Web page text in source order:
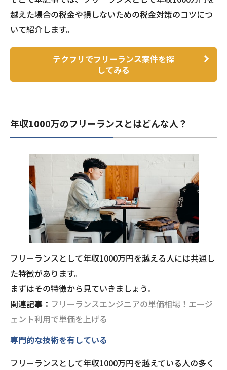
越えた場合の税金や損しないための税金対策のコツにつ
いて紹介します。
テクフリでフリーランス案件を探
してみる
年収1000万のフリーランスとはどんな人？
フリーランスとして年収1000万円を越える人には共通し
た特徴があります。
まずはその特徴から見ていきましょう。
関連記事： フリーランスエンジニアの単価相場！エージ
ェント利用で単価を上げる
専門的な技術を有している
フリーランスとして年収1000万円を越えている人の多く